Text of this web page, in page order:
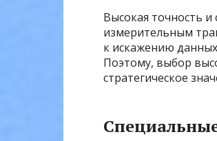
Высокая точность
измерительным
к искажению
Поэтому, выбор
стратегическое